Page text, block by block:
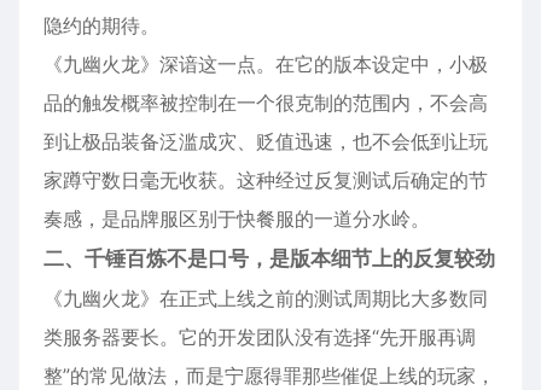
隐约的期待。
《九幽火龙》深谙这一点。在它的版本设定中，小极
品的触发概率被控制在一个很克制的范围内，不会高
到让极品装备泛滥成灾、贬值迅速，也不会低到让玩
家蹲守数日毫无收获。这种经过反复测试后确定的节
奏感，是品牌服区别于快餐服的一道分水岭。
二、千锤百炼不是口号，是版本细节上的反复较劲
《九幽火龙》在正式上线之前的测试周期比大多数同
类服务器要长。它的开发团队没有选择“先开服再调
整”的常见做法，而是宁愿得罪那些催促上线的玩家，